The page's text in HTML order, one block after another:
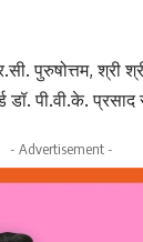
पुरुषोत्तम, श्री
डॉ. पी.वी.के.
- Advertisement -